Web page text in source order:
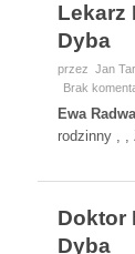
Lekarz
Dyba
przez Jan
Brak
Ewa
rodzinny ,
Doktor
Dyba